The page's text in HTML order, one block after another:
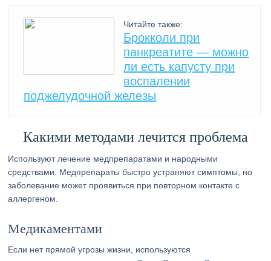
Читайте также:
Брокколи при
панкреатите — можно
ли есть капусту при
воспалении
поджелудочной железы
Какими методами лечится проблема
Используют лечение медпрепаратами и народными
средствами. Медпрепараты быстро устраняют симптомы, но
заболевание может проявиться при повторном контакте с
аллергеном.
Медикаментами
Если нет прямой угрозы жизни, используются